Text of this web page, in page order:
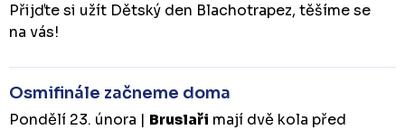
Přijďte si užít Dětský den Blachotrapez, těšíme se
na vás!
Osmifinále začneme doma
Pondělí 23. února | Bruslaři mají dvě kola před